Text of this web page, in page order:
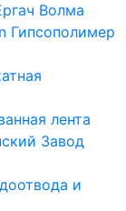
Волма
Гипсополимер
лента
Завод
и